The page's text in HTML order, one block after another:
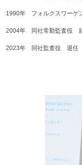
1990年 フォルクスワーゲ
2004年 同社常勤監査役
2023年 同社監査役 退任